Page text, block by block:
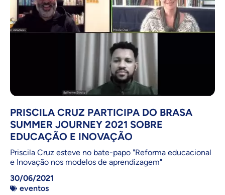
PRISCILA CRUZ PARTICIPA DO BRASA
SUMMER JOURNEY 2021 SOBRE
EDUCAÇÃO E INOVAÇÃO
Priscila Cruz esteve no bate-papo "Reforma educacional
e Inovação nos modelos de aprendizagem"
30/06/2021
eventos